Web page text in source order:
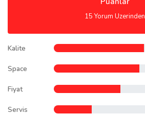
15 Yorum Uzerinden
Kalite
Space
Fiyat
Servis